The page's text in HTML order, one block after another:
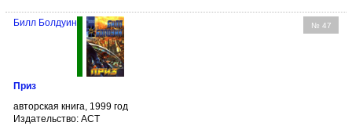
№ 47
Билл Болдуин
Приз
авторская книга, 1999 год
Издательство: АСТ